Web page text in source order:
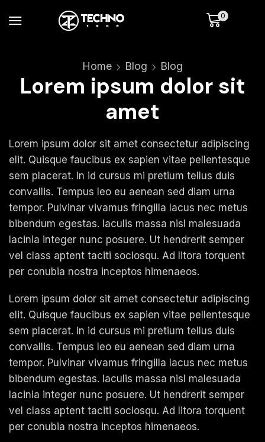
0
Home Blog Blog
Lorem ipsum dolor sit
amet
Lorem ipsum dolor sit amet consectetur adipiscing
elit. Quisque faucibus ex sapien vitae pellentesque
sem placerat. In id cursus mi pretium tellus duis
convallis. Tempus leo eu aenean sed diam urna
tempor. Pulvinar vivamus fringilla lacus nec metus
bibendum egestas. Iaculis massa nisl malesuada
lacinia integer nunc posuere. Ut hendrerit semper
vel class aptent taciti sociosqu. Ad litora torquent
per conubia nostra inceptos himenaeos.
Lorem ipsum dolor sit amet consectetur adipiscing
elit. Quisque faucibus ex sapien vitae pellentesque
sem placerat. In id cursus mi pretium tellus duis
convallis. Tempus leo eu aenean sed diam urna
tempor. Pulvinar vivamus fringilla lacus nec metus
bibendum egestas. Iaculis massa nisl malesuada
lacinia integer nunc posuere. Ut hendrerit semper
vel class aptent taciti sociosqu. Ad litora torquent
per conubia nostra inceptos himenaeos.